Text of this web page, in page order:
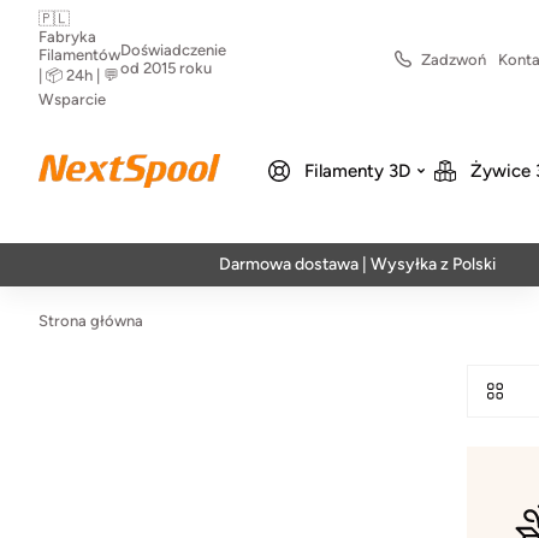
🇵🇱
Fabryka
Filamentów
| 📦 24h | 💬
Wsparcie
Doświadczenie
od 2015 roku
Zadzwoń
Filamenty 3D Żywice
Darmowa dostawa | Wysyłka z Polski |
Strona główna